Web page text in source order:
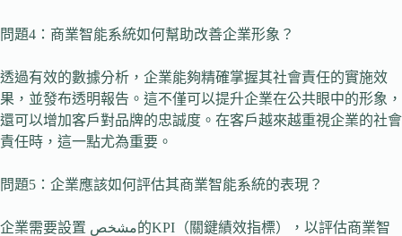
問題4：商業智能系統如何幫助改善企業形象？
透過有效的數據分析，企業能夠精確掌握其社會責任的實施效
果，並發布透明報告。這不僅可以提升企業在公共眼中的形象，
還可以增加客戶對品牌的忠誠度。在客戶越來越重視企業的社會
責任時，這一點尤為重要。
問題5：企業應該如何評估其商業智能系統的表現？
企業需要設置 مشخص的KPI（關鍵績效指標），以評估商業智